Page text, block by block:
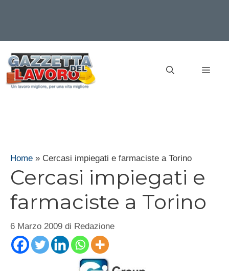
contenuto
Home » Cercasi impiegati e farmaciste a Torino
Cercasi impiegati e
farmaciste a Torino
6 Marzo 2009 di Redazione